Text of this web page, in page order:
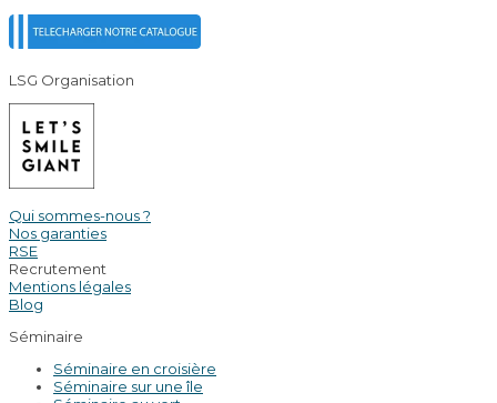
LSG Organisation
Qui sommes-nous ?
Nos garanties
RSE
Recrutement
Mentions légales
Blog
Séminaire
Séminaire en croisière
Séminaire sur une île